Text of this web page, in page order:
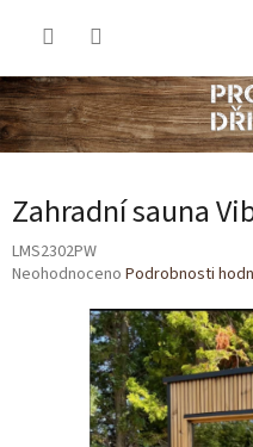
Zahradní sauna
LMS2302PW
Průměrné
Neohodnoceno Podrobnosti